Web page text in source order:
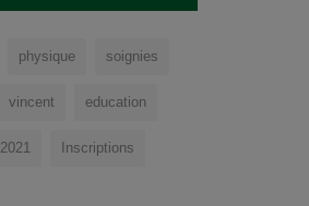
physique soignies
vincent education
2021 Inscriptions